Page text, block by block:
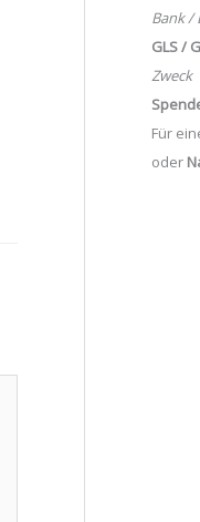
Bank /
GLS /
Zweck
Für
oder